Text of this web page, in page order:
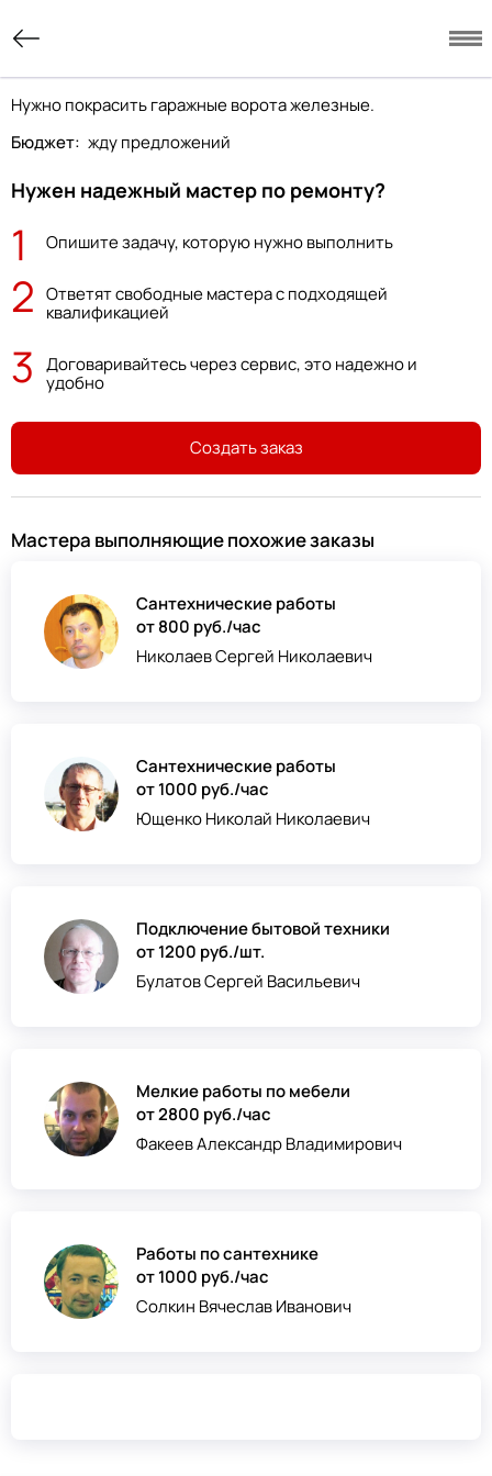
Нужно покрасить гаражные ворота железные.
Бюджет: жду предложений
Нужен надежный мастер по ремонту?
1 Опишите задачу, которую нужно выполнить
2 Ответят свободные мастера с подходящей
квалификацией
3
Договаривайтесь через сервис, это надежно и
удобно
Создать заказ
Мастера выполняющие похожие заказы
Сантехнические работы
от 800 руб./час
Николаев Сергей Николаевич
Сантехнические работы
от 1000 руб./час
Ющенко Николай Николаевич
Подключение бытовой техники
от 1200 руб./шт.
Булатов Сергей Васильевич
Мелкие работы по мебели
от 2800 руб./час
Факеев Александр Владимирович
Работы по сантехнике
от 1000 руб./час
Солкин Вячеслав Иванович